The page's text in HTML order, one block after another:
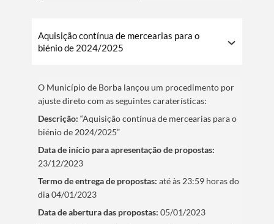
Aquisição contínua de mercearias para o
biénio de 2024/2025
O Municí­pio de Borba lançou um procedimento por
ajuste direto com as seguintes caraterí­sticas:
Descrição:“Aquisição contínua de mercearias para o
biénio de 2024/2025”
Data de iní­cio para apresentação de propostas:
23/12/2023
Termo de entrega de propostas: até às 23:59 horas do
dia 04/01/2023
Data de abertura das propostas: 05/01/2023